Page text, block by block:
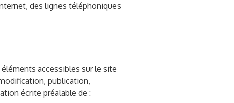
des lignes téléphoniques
accessibles sur le site
publication,
écrite préalable de :